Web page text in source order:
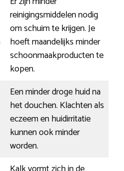
reinigingsmiddelen nodig
om schuim te krijgen. Je
hoeft maandelijks minder
schoonmaakproducten te
kopen.
Een minder droge huid na
het douchen. Klachten als
eczeem en huidirritatie
kunnen ook minder
worden.